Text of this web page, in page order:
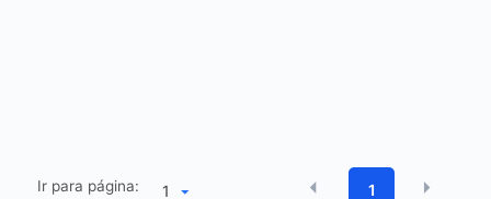
Ir para página: 1 1